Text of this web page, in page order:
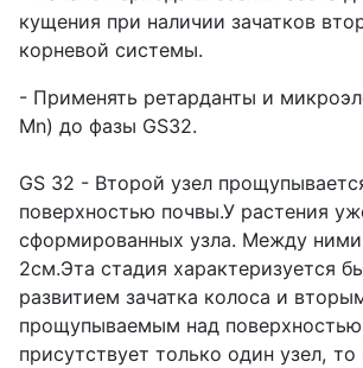
кущения при наличии зачатков
корневой системы.
- Применять ретарданты и
Mn) до фазы GS32.
GS 32 - Второй узел
поверхностью почвы.У растения
сформированных узла. Между ними
2см.Эта стадия характеризуется
развитием зачатка колоса и
прощупываемым над
присутствует только один узел,